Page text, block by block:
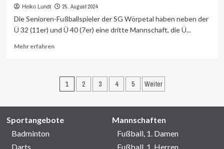
Heiko Lundt 25. August 2024
Die Senioren-Fußballspieler der SG Wörpetal haben neben der
Ü 32 (11er) und Ü 40 (7er) eine dritte Mannschaft, die Ü...
Mehr erfahrenMehr
Seitennummerierung
Beiträge
1 2 3 4 5 Weiter
Sportangebote
Badminton
Darts
Mannschaften
Fußball, 1. Damen
Fußball, 1. Herren